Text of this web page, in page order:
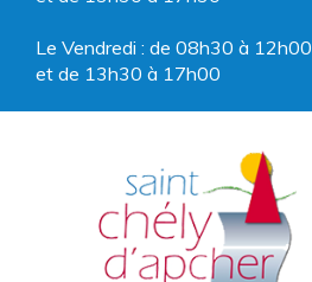
Le Vendredi : de 08h30 à 12h00
et de 13h30 à 17h00